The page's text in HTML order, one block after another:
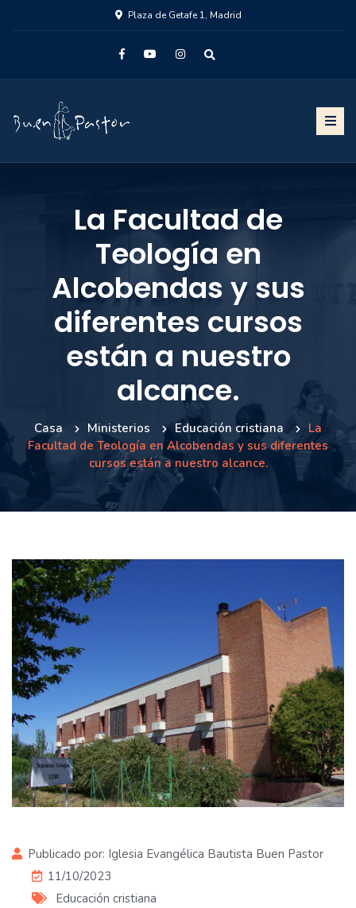
Plaza de Getafe 1, Madrid
La Facultad de
Teología en
Alcobendas y sus
diferentes cursos
están a nuestro
alcance.
Casa Ministerios Educación cristiana
La
Facultad de Teología en Alcobendas y sus diferentes
cursos están a nuestro alcance.
Publicado por: Iglesia Evangélica Bautista Buen Pastor
11/10/2023
Educación cristiana